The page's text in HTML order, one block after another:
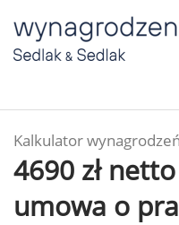
Kalkulator
4690 zł
umowa o